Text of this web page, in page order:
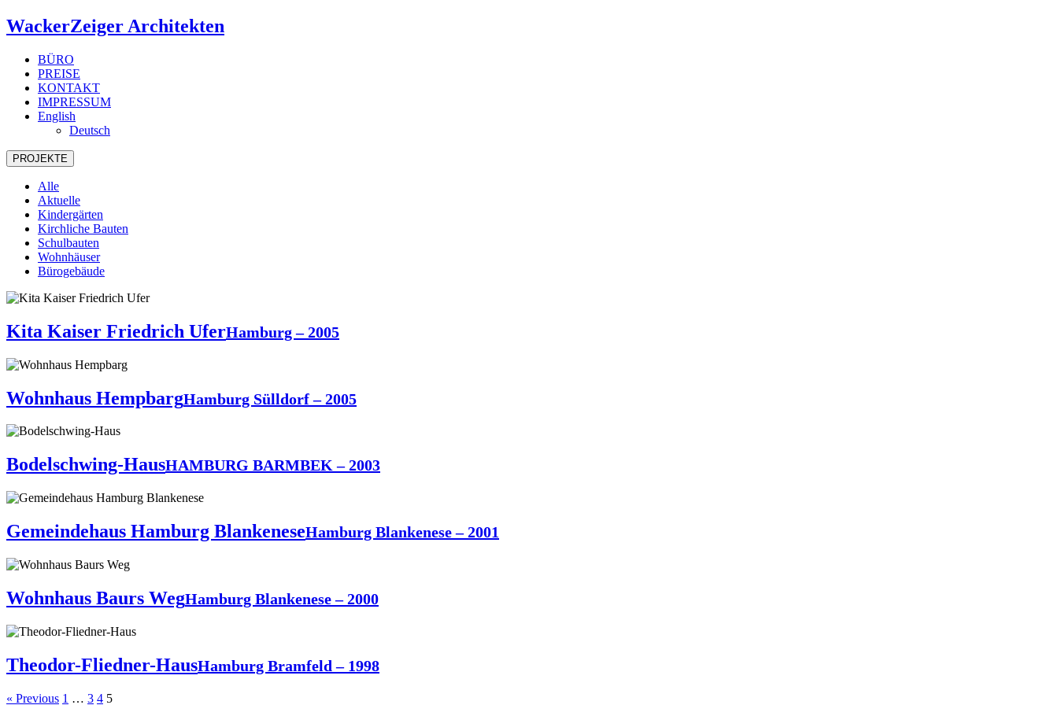
WackerZeiger Architekten
BÜRO
PREISE
KONTAKT
IMPRESSUM
English
Deutsch
PROJEKTE
Alle
Aktuelle
Kindergärten
Kirchliche Bauten
Schulbauten
Wohnhäuser
Bürogebäude
Kita Kaiser Friedrich UferHamburg – 2005
Wohnhaus HempbargHamburg Sülldorf – 2005
Bodelschwing-HausHAMBURG BARMBEK – 2003
Gemeindehaus Hamburg BlankeneseHamburg Blankenese – 2001
Wohnhaus Baurs WegHamburg Blankenese – 2000
Theodor-Fliedner-HausHamburg Bramfeld – 1998
« Previous 1 … 3 4 5